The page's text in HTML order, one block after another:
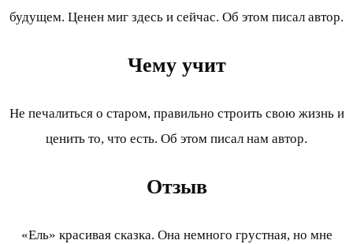
будущем. Ценен миг здесь и сейчас. Об этом писал автор.
Чему учит
Не печалиться о старом, правильно строить свою жизнь и
ценить то, что есть. Об этом писал нам автор.
Отзыв
«Ель» красивая сказка. Она немного грустная, но мне